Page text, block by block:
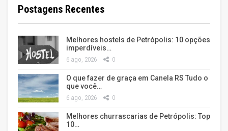
Postagens Recentes
Melhores hostels de Petrópolis: 10 opções
imperdíveis…
6 ago, 2026 0
O que fazer de graça em Canela RS Tudo o
que você…
6 ago, 2026 0
Melhores churrascarias de Petrópolis: Top
10…